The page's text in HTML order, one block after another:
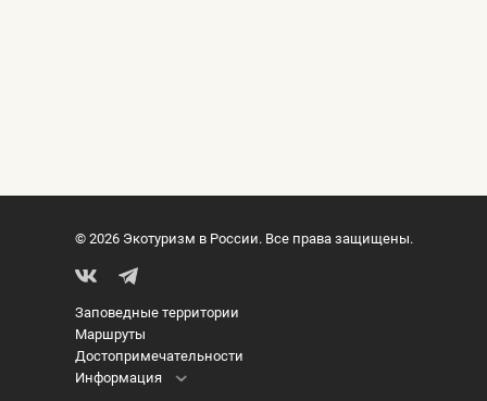
© 2026 Экотуризм в России. Все права защищены.
Заповедные территории
Маршруты
Достопримечательности
Информация